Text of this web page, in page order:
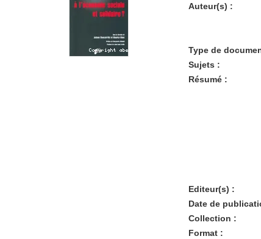
Auteur(s) :
Type de
Sujets :
Résumé :
Editeur(s) :
Date de
Collection :
Format :